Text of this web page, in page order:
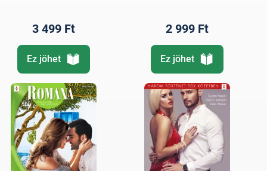
3 499 Ft
Ez jöhet
2 999 Ft
Ez jöhet